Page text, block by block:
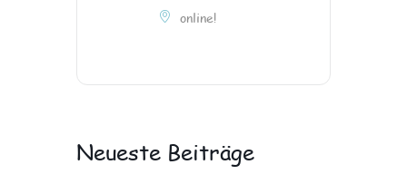
online!
Neueste Beiträge